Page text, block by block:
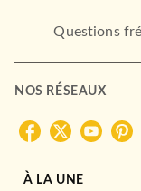
Questions
NOS RÉSEAUX
À LA UNE